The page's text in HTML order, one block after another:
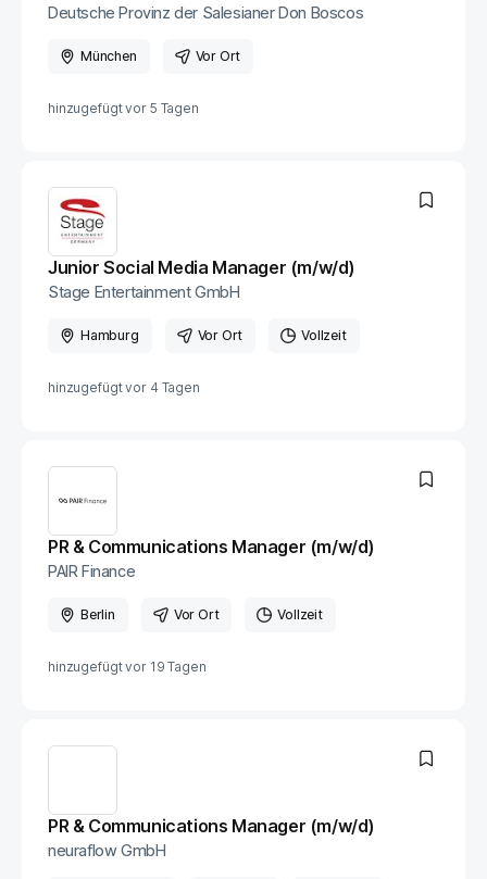
Deutsche Provinz der Salesianer Don Boscos
München Vor Ort
hinzugefügt vor 5 Tagen
Junior Social Media Manager (m/w/d)
Stage Entertainment GmbH
Hamburg Vor Ort Vollzeit
hinzugefügt vor 4 Tagen
PR & Communications Manager (m/w/d)
PAIR Finance
Berlin Vor Ort Vollzeit
hinzugefügt vor 19 Tagen
PR & Communications Manager (m/w/d)
neuraflow GmbH